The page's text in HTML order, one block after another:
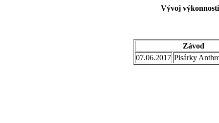
Vývoj
Závod
07.06.2017 Pisárky